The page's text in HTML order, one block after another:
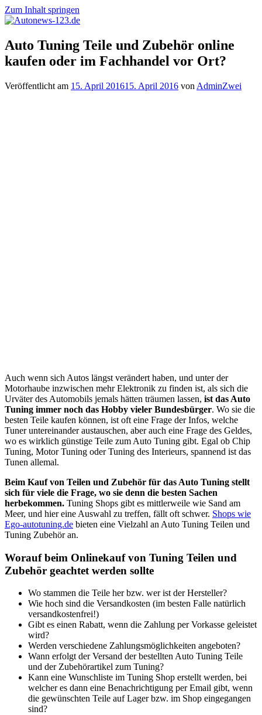
Zum Inhalt springen
Autonews-
123.de
Autonews
mit
Charme
Auto Tuning Teile und Zubehör online
kaufen oder im Fachhandel vor Ort?
Veröffentlicht am 15. April 201615. April 2016 von AdminZwei
Auch wenn sich Autos längst verändert haben, und unter der
Motorhaube inzwischen mehr Elektronik zu finden ist, als sich die
Urväter des Automobils jemals hätten träumen lassen, ist das Auto
Tuning immer noch das Hobby vieler Bundesbürger. Wo sie die
besten Teile kaufen können, ist oft eine Frage der Infos, welche
Tuner untereinander austauschen, aber auch eine Frage des Geldes,
wo es wirklich günstige Teile zum Auto Tuning gibt. Egal ob Chip
Tuning, Motor Tuning oder Tuning des Interieurs, spannend ist das
Tunen allemal.
Beim Kauf von Teilen und Zubehör für das Auto Tuning stellt
sich für viele die Frage, wo sie denn die besten Sachen
herbekommen. Tuning Shops gibt es mittlerweile wie Sand am
Meer, und hier eine Auswahl zu treffen, fällt oft schwer. Shops wie
Ego-autotuning.de bieten eine Vielzahl an Auto Tuning Teilen und
Tuning Zubehör an.
Worauf beim Onlinekauf von Tuning Teilen und
Zubehör geachtet werden sollte
Wo stammen die Teile her bzw. wer ist der Hersteller?
Wie hoch sind die Versandkosten (im besten Falle natürlich
versandkostenfrei!)
Gibt es einen Rabatt, wenn die Zahlung per Vorkasse geleistet
wird?
Werden verschiedene Zahlungsmöglichkeiten angeboten?
Wann erfolgt der Versand der bestellten Auto Tuning Teile
und der Zubehörartikel zum Tuning?
Kann eine Wunschliste im Tuning Shop erstellt werden, bei
welcher es dann eine Benachrichtigung per Email gibt, wenn
die gewünschten Teile auf Lager bzw. im Shop eingegangen
sind?